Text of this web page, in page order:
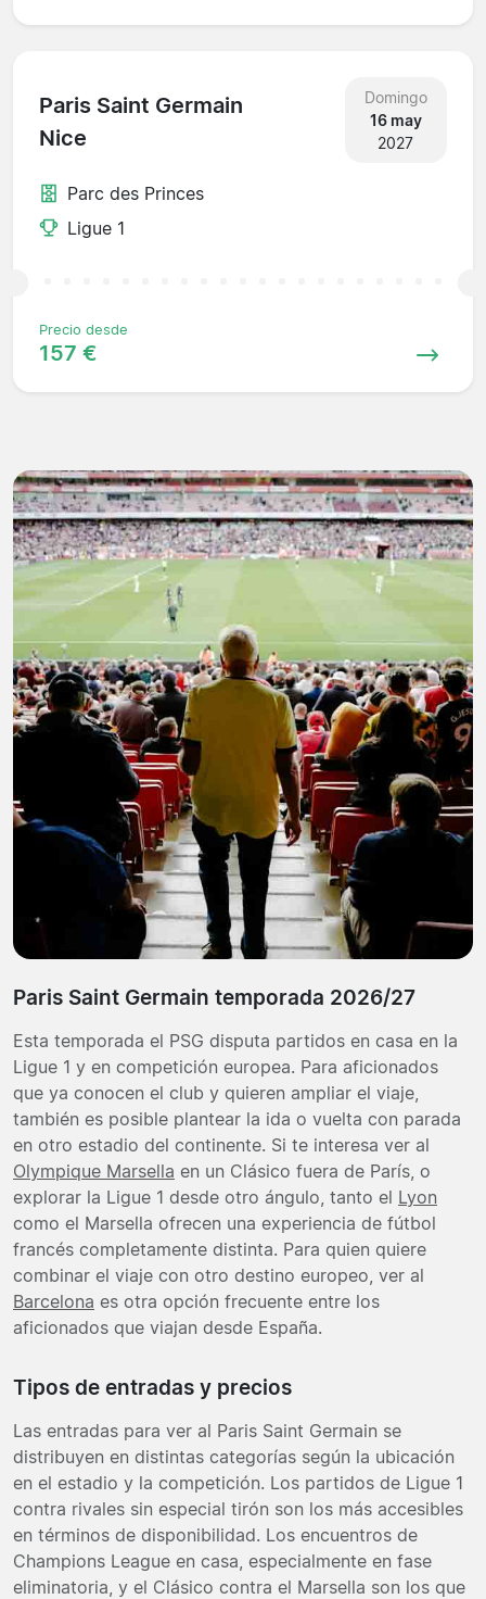
Paris Saint Germain
Nice
Domingo
16 may
2027
Parc des Princes
Ligue 1
Precio desde
157 €
Paris Saint Germain temporada 2026/27
Esta temporada el PSG disputa partidos en casa en la
Ligue 1 y en competición europea. Para aficionados
que ya conocen el club y quieren ampliar el viaje,
también es posible plantear la ida o vuelta con parada
en otro estadio del continente. Si te interesa ver al
Olympique Marsella en un Clásico fuera de París, o
explorar la Ligue 1 desde otro ángulo, tanto el Lyon
como el Marsella ofrecen una experiencia de fútbol
francés completamente distinta. Para quien quiere
combinar el viaje con otro destino europeo, ver al
Barcelona es otra opción frecuente entre los
aficionados que viajan desde España.
Tipos de entradas y precios
Las entradas para ver al Paris Saint Germain se
distribuyen en distintas categorías según la ubicación
en el estadio y la competición. Los partidos de Ligue 1
contra rivales sin especial tirón son los más accesibles
en términos de disponibilidad. Los encuentros de
Champions League en casa, especialmente en fase
eliminatoria, y el Clásico contra el Marsella son los que